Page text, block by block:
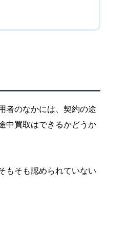
者のなかには、契約の途
中買取はできるかどうか
もそも認められていない